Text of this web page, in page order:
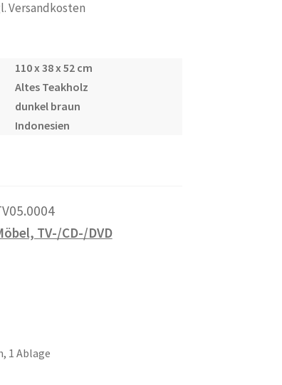
Versandkosten
110 x 38 x 52 cm
Altes Teakholz
dunkel braun
Indonesien
TV-/CD-/DVD
1 Ablage